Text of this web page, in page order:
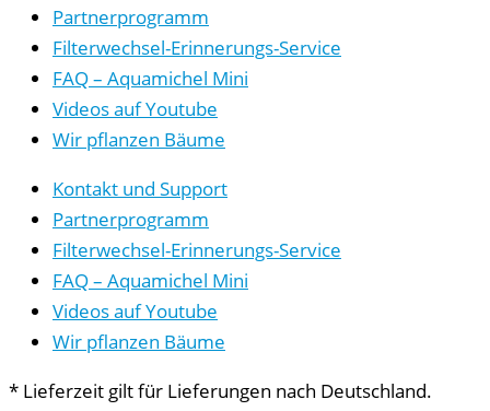
Partnerprogramm
Filterwechsel-Erinnerungs-Service
FAQ – Aquamichel Mini
Videos auf Youtube
Wir pflanzen Bäume
Kontakt und Support
Partnerprogramm
Filterwechsel-Erinnerungs-Service
FAQ – Aquamichel Mini
Videos auf Youtube
Wir pflanzen Bäume
* Lieferzeit gilt für Lieferungen nach Deutschland.